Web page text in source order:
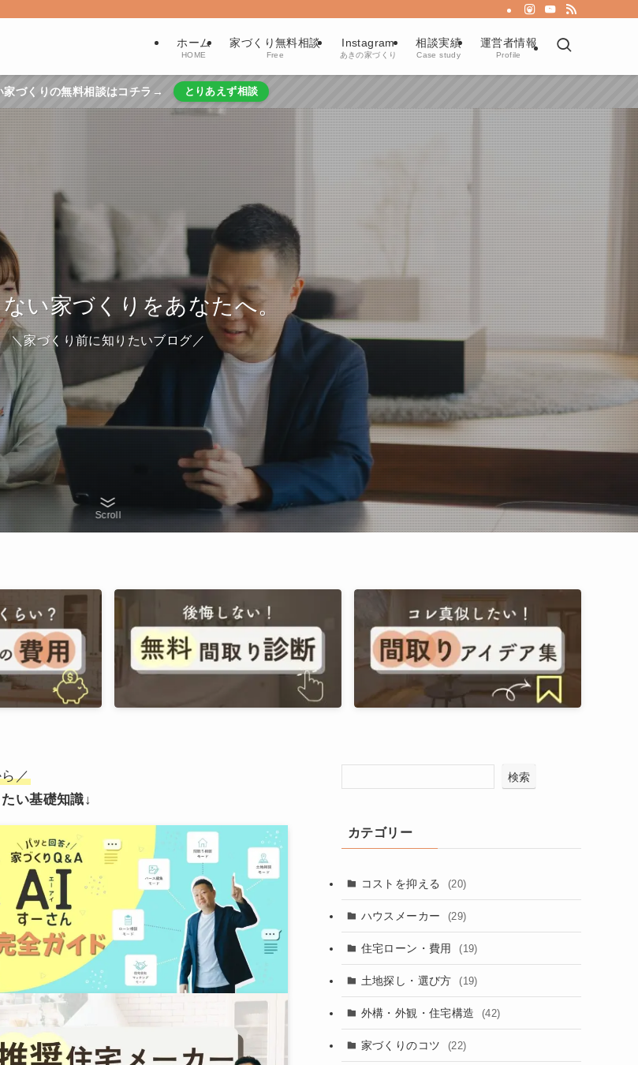
ホーム
HOME
家づくり無料相談
Free
Instagram
あきの家づくり
相談実績
Case study
運営者情報
Profile
家づくりの無料相談はコチラ→ とりあえず相談
い家づくりをあなたへ。
＼家づくり前に知りたいブログ／
Scroll
／
い基礎知識↓
検索
カテゴリー
コストを抑える (20)
ハウスメーカー (29)
住宅ローン・費用 (19)
土地探し・選び方 (19)
外構・外観・住宅構造 (42)
家づくりのコツ (22)